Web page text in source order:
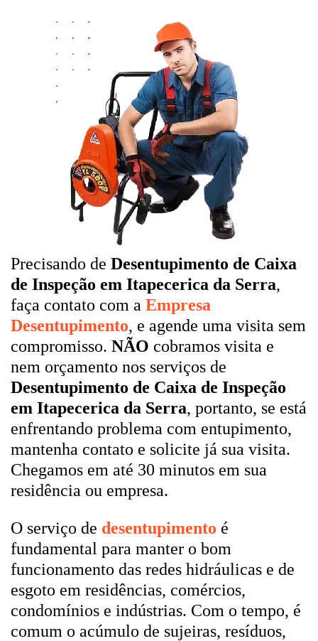
Precisando de Desentupimento de Caixa
de Inspeção em Itapecerica da Serra,
faça contato com a Empresa
Desentupimento, e agende uma visita sem
compromisso. NÃO cobramos visita e
nem orçamento nos serviços de
Desentupimento de Caixa de Inspeção
em Itapecerica da Serra, portanto, se está
enfrentando problema com entupimento,
mantenha contato e solicite já sua visita.
Chegamos em até 30 minutos em sua
residência ou empresa.
O serviço de desentupimento é
fundamental para manter o bom
funcionamento das redes hidráulicas e de
esgoto em residências, comércios,
condomínios e indústrias. Com o tempo, é
comum o acúmulo de sujeiras, resíduos,